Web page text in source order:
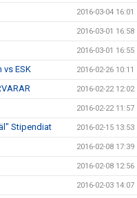
2016-03-04 16:01
2016-03-01 16:58
2016-03-01 16:55
vs ESK 2016-02-26 10:11
2016-02-22 12:02
2016-02-22 11:57
Stipendiat 2016-02-15 13:53
2016-02-08 17:39
2016-02-08 12:56
2016-02-03 14:07